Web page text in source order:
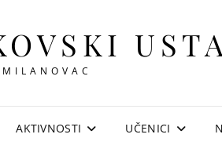
AKTIVNOSTI UČENICI